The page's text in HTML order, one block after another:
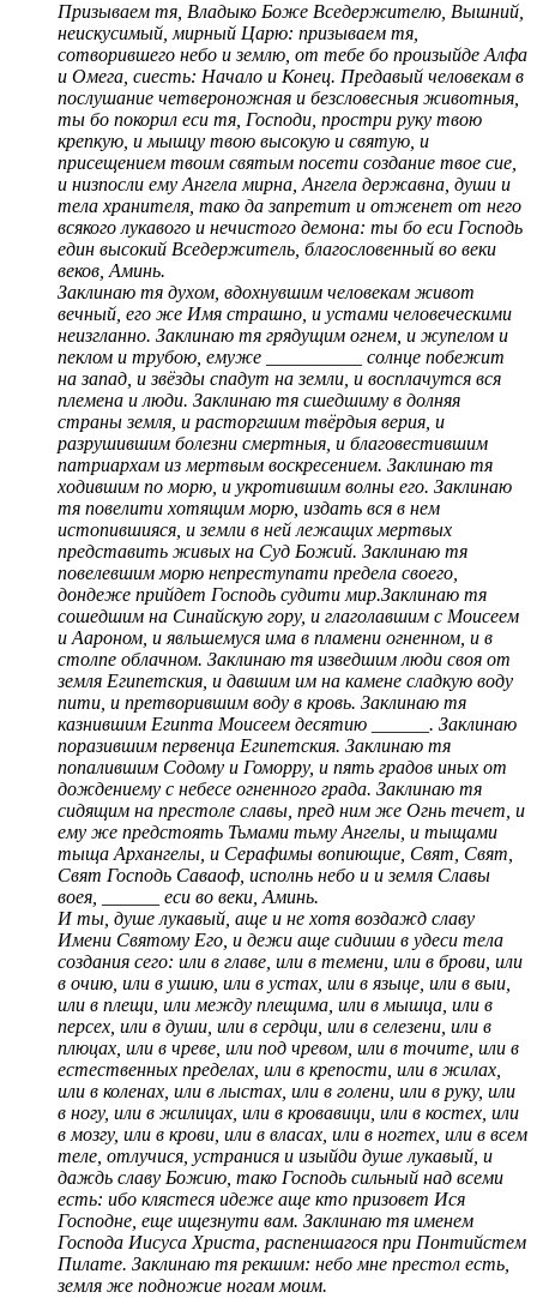
Призываем тя, Владыко Боже Вседержителю, Вышний,
неискусимый, мирный Царю: призываем тя,
сотворившего небо и землю, от тебе бо произыйде Алфа
и Омега, сиесть: Начало и Конец. Предавый человекам в
послушание четвероножная и безсловесныя животныя,
ты бо покорил еси тя, Господи, простри руку твою
крепкую, и мышцу твою высокую и святую, и
присещением твоим святым посети создание твое сие,
и низпосли ему Ангела мирна, Ангела державна, души и
тела хранителя, тако да запретит и отженет от него
всякого лукавого и нечистого демона: ты бо еси Господь
един высокий Вседержитель, благословенный во веки
веков, Аминь.
Заклинаю тя духом, вдохнувшим человекам живот
вечный, его же Имя страшно, и устами человеческими
неизгланно. Заклинаю тя грядущим огнем, и жупелом и
пеклом и трубою, емуже __________ солнце побежит
на запад, и звёзды спадут на земли, и восплачутся вся
племена и люди. Заклинаю тя сшедшиму в долняя
страны земля, и расторгшим твёрдыя верия, и
разрушившим болезни смертныя, и благовестившим
патриархам из мертвым воскресением. Заклинаю тя
ходившим по морю, и укротившим волны его. Заклинаю
тя повелити хотящим морю, издать вся в нем
истопившияся, и земли в ней лежащих мертвых
представить живых на Суд Божий. Заклинаю тя
повелевшим морю непреступати предела своего,
дондеже прийдет Господь судити мир.Заклинаю тя
сошедшим на Синайскую гору, и глаголавшим с Моисеем
и Аароном, и явльшемуся има в пламени огненном, и в
столпе облачном. Заклинаю тя изведшим люди своя от
земля Египетския, и давшим им на камене сладкую воду
пити, и претворившим воду в кровь. Заклинаю тя
казнившим Египта Моисеем десятию ______. Заклинаю
поразившим первенца Египетския. Заклинаю тя
попалившим Содому и Гоморру, и пять градов иных от
дождениему с небесе огненного града. Заклинаю тя
сидящим на престоле славы, пред ним же Огнь течет, и
ему же предстоять Тьмами тьму Ангелы, и тыщами
тыща Архангелы, и Серафимы вопиющие, Свят, Свят,
Свят Господь Саваоф, исполнь небо и и земля Славы
воея, ______ еси во веки, Аминь.
И ты, душе лукавый, аще и не хотя воздажд славу
Имени Святому Его, и дежи аще сидиши в удеси тела
создания сего: или в главе, или в темени, или в брови, или
в очию, или в ушию, или в устах, или в языце, или в выи,
или в плещи, или между плещима, или в мышца, или в
персех, или в души, или в сердци, или в селезени, или в
плюцах, или в чреве, или под чревом, или в точите, или в
естественных пределах, или в крепости, или в жилах,
или в коленах, или в лыстах, или в голени, или в руку, или
в ногу, или в жилицах, или в кровавици, или в костех, или
в мозгу, или в крови, или в власах, или в ногтех, или в всем
теле, отлучися, устранися и изыйди душе лукавый, и
даждь славу Божию, тако Господь сильный над всеми
есть: ибо клястеся идеже аще кто призовет Ися
Господне, еще ищезнути вам. Заклинаю тя именем
Господа Иисуса Христа, распеншагося при Понтийстем
Пилате. Заклинаю тя рекшим: небо мне престол есть,
земля же подножие ногам моим.